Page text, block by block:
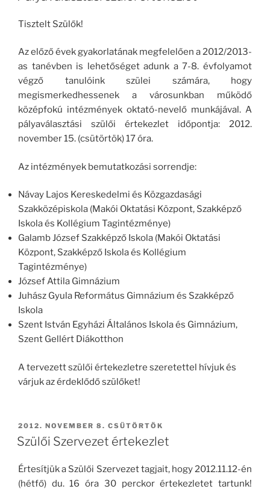
Tisztelt Szülők!
Az előző évek gyakorlatának megfelelően a 2012/2013-
as tanévben is lehetőséget adunk a 7-8. évfolyamot
végző tanulóink szülei számára, hogy
megismerkedhessenek a városunkban működő
középfokú intézmények oktató-nevelő munkájával. A
pályaválasztási szülői értekezlet időpontja: 2012.
november 15. (csütörtök) 17 óra.
Az intézmények bemutatkozási sorrendje:
Návay Lajos Kereskedelmi és Közgazdasági
Szakközépiskola (Makói Oktatási Központ, Szakképző
Iskola és Kollégium Tagintézménye)
Galamb József Szakképző Iskola (Makói Oktatási
Központ, Szakképző Iskola és Kollégium
Tagintézménye)
József Attila Gimnázium
Juhász Gyula Református Gimnázium és Szakképző
Iskola
Szent István Egyházi Általános Iskola és Gimnázium,
Szent Gellért Diákotthon
A tervezett szülői értekezletre szeretettel hívjuk és
várjuk az érdeklődő szülőket!
BEKÜLDVE:
2012. NOVEMBER 8. CSÜTÖRTÖK
Szülői Szervezet értekezlet
Értesítjük a Szülői Szervezet tagjait, hogy 2012.11.12-én
(hétfő) du. 16 óra 30 perckor értekezletet tartunk!